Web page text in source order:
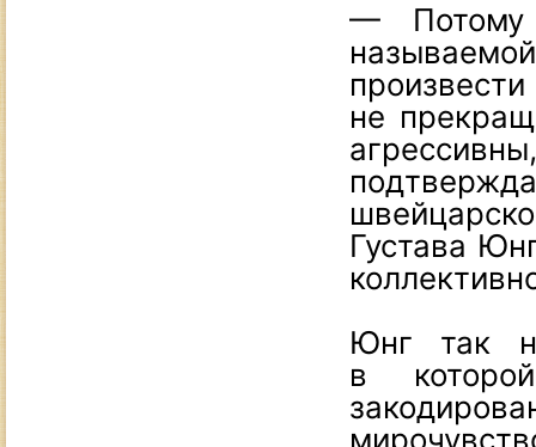
— Потому
не
Густава
Юнг так
в